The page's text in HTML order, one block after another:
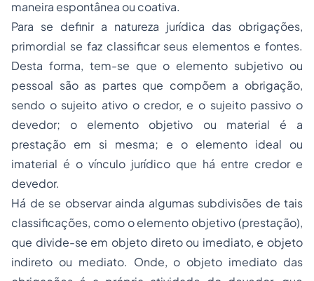
maneira espontânea ou coativa.
Para se definir a natureza jurídica das obrigações,
primordial se faz classificar seus elementos e fontes.
Desta forma, tem-se que o elemento subjetivo ou
pessoal são as partes que compõem a obrigação,
sendo o sujeito ativo o credor, e o sujeito passivo o
devedor; o elemento objetivo ou material é a
prestação em si mesma; e o elemento ideal ou
imaterial é o vínculo jurídico que há entre credor e
devedor.
Há de se observar ainda algumas subdivisões de tais
classificações, como o elemento objetivo (prestação),
que divide-se em objeto direto ou imediato, e objeto
indireto ou mediato. Onde, o objeto imediato das